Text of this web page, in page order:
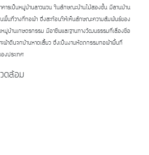
คารเป็นหมู่บ้านลาวพวน ในลักษณะบ้านไม้สองชั้น มีลานบ้าน
พื้นที่วางกี่ทอผ้า ซึ่งสะท้อนให้เห็นลักษณะความสัมพันธ์ของ
หมู่บ้านเกษตรกรรม มีอาชีพและฐานทางวัฒนธรรมที่เลี่องชื่อ
ะผ้าตีนจกบ้านหาดเสี้ยว ซึ่งเป็นงานหัตถกรรมทอผ้าพื้นที่
งประเทศ
ดล้อม